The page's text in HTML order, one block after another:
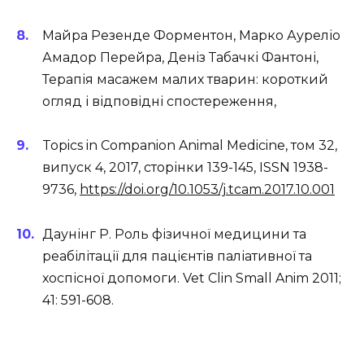
Майра Резенде Форментон, Марко Ауреліо
Амадор Перейра, Деніз Табачкі Фантоні,
Терапія масажем малих тварин: короткий
огляд і відповідні спостереження,
Topics in Companion Animal Medicine, том 32,
випуск 4, 2017, сторінки 139-145, ISSN 1938-
9736, https://doi.org/10.1053/j.tcam.2017.10.001
Даунінг Р. Роль фізичної медицини та
реабілітації для пацієнтів паліативної та
хоспісної допомоги. Vet Clin Small Anim 2011;
41: 591-608.